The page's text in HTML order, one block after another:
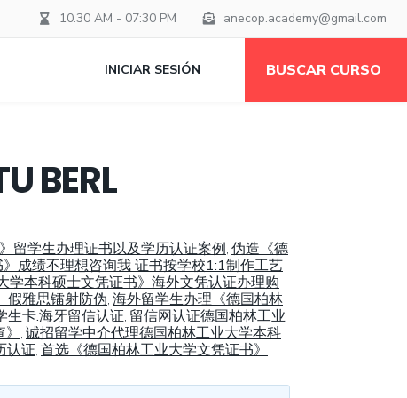
10.30 AM - 07:30 PM anecop.academy@gmail.com
INICIAR SESIÓN BUSCAR CURSO
BERL
留学生办理证书以及学历认证案例, 伪造《德
成绩不理想咨询我 证书按学校1:1制作工艺
本科硕士文凭证书》海外文凭认证办理购
假雅思镭射防伪, 海外留学生办理《德国柏林
卡.海牙留信认证, 留信网认证德国柏林工业
, 诚招留学中介代理德国柏林工业大学本科
认证, 首选《德国柏林工业大学文凭证书》